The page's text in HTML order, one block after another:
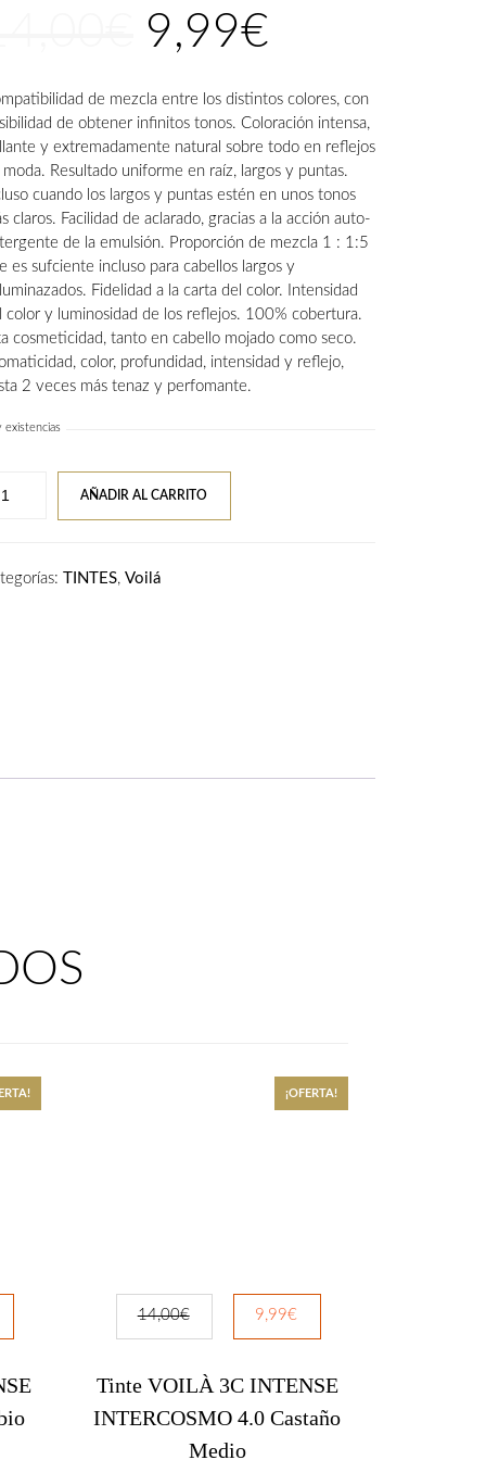
El
precio
era:
14,00€.
9,99€
es:
9,99€.
de mezcla entre los distintos colores, con
de obtener infinitos tonos. Coloración intensa,
y extremadamente natural sobre todo en reflejos
moda. Resultado uniforme en raíz, largos y puntas.
cuando los largos y puntas estén en unos tonos
claros. Facilidad de aclarado, gracias a la acción auto-
de la emulsión. Proporción de mezcla 1 : 1:5
es sufciente incluso para cabellos largos y
Fidelidad a la carta del color. Intensidad
color y luminosidad de los reflejos. 100% cobertura.
cosmeticidad, tanto en cabello mojado como seco.
color, profundidad, intensidad y reflejo,
2 veces más tenaz y perfomante.
existencias
AÑADIR AL CARRITO
TINTES, Voilá
¡OFERTA!
14,00€ 9,99€
Tinte VOILÀ 3C INTENSE
INTERCOSMO 4.0 Castaño
Medio

Productos Nuevos
Productos oferta
Productos más vendidos